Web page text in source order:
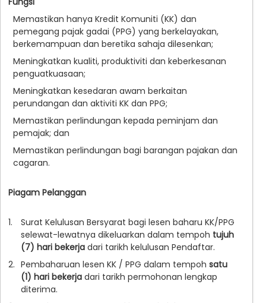
Memastikan hanya Kredit Komuniti (KK) dan
pemegang pajak gadai (PPG) yang berkelayakan,
berkemampuan dan beretika sahaja dilesenkan;
Meningkatkan kualiti, produktiviti dan keberkesanan
penguatkuasaan;
Meningkatkan kesedaran awam berkaitan
perundangan dan aktiviti KK dan PPG;
Memastikan perlindungan kepada peminjam dan
pemajak; dan
Memastikan perlindungan bagi barangan pajakan dan
cagaran.
Piagam Pelanggan
1.
Surat Kelulusan Bersyarat bagi lesen baharu KK/PPG
selewat-lewatnya dikeluarkan dalam tempoh tujuh
(7) hari bekerja dari tarikh kelulusan Pendaftar.
2. Pembaharuan lesen KK / PPG dalam tempoh satu
(1) hari bekerja dari tarikh permohonan lengkap
diterima.